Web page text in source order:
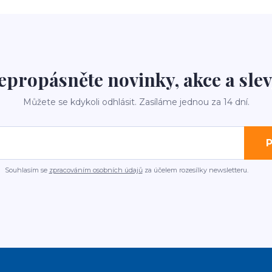
novinky, akce a
Můžete se kdykoli odhlásit. Zasíláme jednou za 14 dní.
Souhlasím se zpracováním osobních údajůza účelem rozesílky newsletteru.